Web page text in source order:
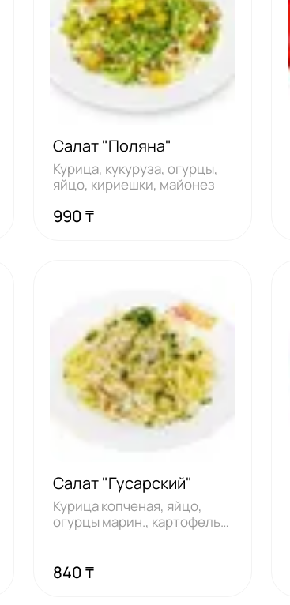
Салат "Поляна"
Курица, кукуруза, огурцы,
яйцо, кириешки, майонез
990 ₸
Салат "Гусарский"
Курица копченая, яйцо,
огурцы марин., картофель,
840 ₸